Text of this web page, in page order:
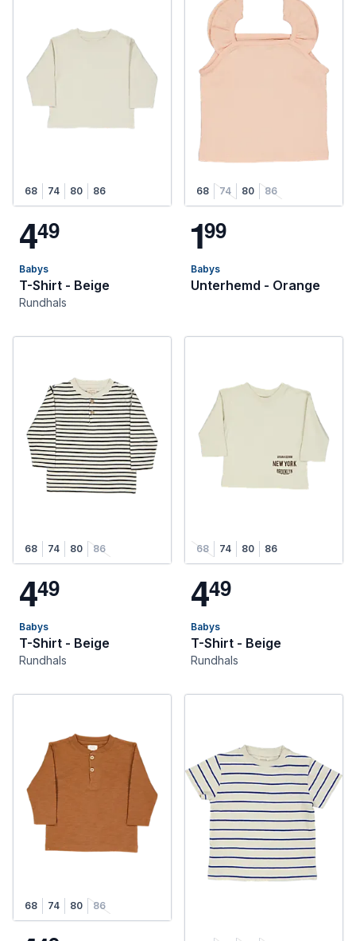
68 74 80 86
449
Babys
T-Shirt - Beige
Rundhals
68 74 80 86
199
Babys
Unterhemd - Orange
68 74 80 86
449
Babys
T-Shirt - Beige
Rundhals
68 74 80 86
449
Babys
T-Shirt - Beige
Rundhals
68 74 80 86